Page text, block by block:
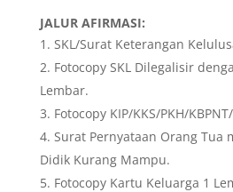
JALUR AFIRMASI:
SKL/Surat Keterangan
Fotocopy SKL Dilegalisir
Lembar.
Fotocopy KIP/KKS/PKH/
Surat Pernyataan Orang Tua
Didik Kurang Mampu.
Fotocopy Kartu Keluarga 1